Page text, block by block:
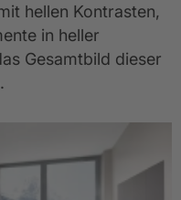
hellen Kontrasten,
in heller
Gesamtbild dieser